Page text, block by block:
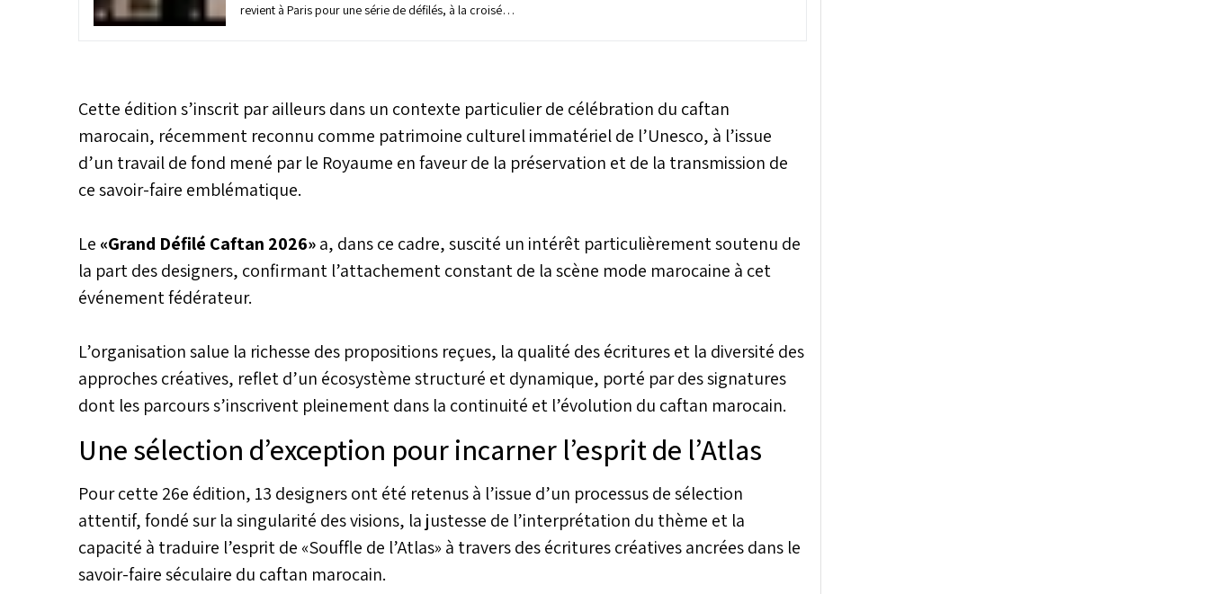
revient à Paris pour une série de défilés, à la croisée
Cette édition s’inscrit par ailleurs dans un contexte particulier de célébration du caftan
marocain, récemment reconnu comme patrimoine culturel immatériel de l’Unesco, à l’issue
d’un travail de fond mené par le Royaume en faveur de la préservation et de la transmission de
ce savoir-faire emblématique.
Le «Grand Défilé Caftan 2026»a, dans ce cadre, suscité un intérêt particulièrement soutenu de
la part des designers, confirmant l’attachement constant de la scène mode marocaine à cet
événement fédérateur.
L’organisation salue la richesse des propositions reçues, la qualité des écritures et la diversité des
approches créatives, reflet d’un écosystème structuré et dynamique, porté par des signatures
dont les parcours s’inscrivent pleinement dans la continuité et l’évolution du caftan marocain.
Une sélection d’exception pour incarner l’esprit de l’Atlas
Pour cette 26e édition, 13 designers ont été retenus à l’issue d’un processus de sélection
attentif, fondé sur la singularité des visions, la justesse de l’interprétation du thème et la
capacité à traduire l’esprit de «Souffle de l’Atlas» à travers des écritures créatives ancrées dans le
savoir-faire séculaire du caftan marocain.